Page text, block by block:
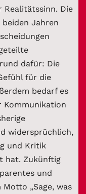
Realitätssinn. Die
Jahren
dafür: Die
für die
bedarf es
Kommunikation
widersprüchlich,
und Kritik
hat. Zukünftig
und
„Sage, was